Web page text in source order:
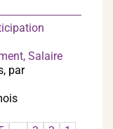
Salaire
par